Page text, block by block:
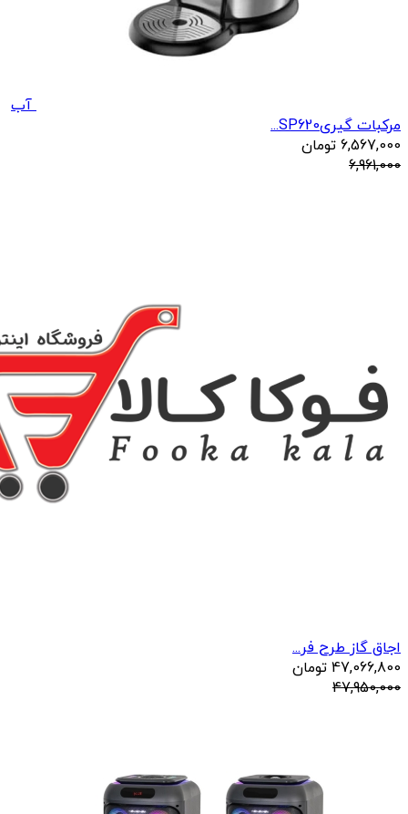
آب
مرکبات گیریSP620...
6,567,000 تومان
6,961,000
اجاق گاز طرح فر...
47,066,800 تومان
47,950,000